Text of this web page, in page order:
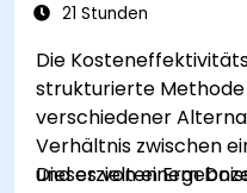
21 Stunden
Die
strukturierte
verschiedener
Verhältnis zwischen
und erzielten
Dieses von einem